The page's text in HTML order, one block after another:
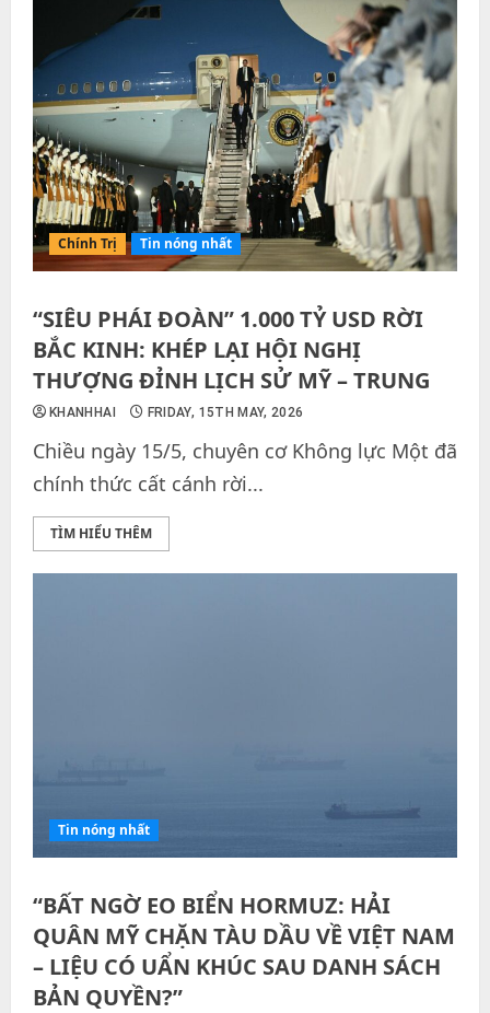
Chính Trị Tin nóng nhất
“SIÊU PHÁI ĐOÀN” 1.000 TỶ USD RỜI
BẮC KINH: KHÉP LẠI HỘI NGHỊ
THƯỢNG ĐỈNH LỊCH SỬ MỸ – TRUNG
KHANHHAI FRIDAY, 15TH MAY, 2026
Chiều ngày 15/5, chuyên cơ Không lực Một đã
chính thức cất cánh rời...
TÌM HIỂU THÊM
Tin nóng nhất
“BẤT NGỜ EO BIỂN HORMUZ: HẢI
QUÂN MỸ CHẶN TÀU DẦU VỀ VIỆT NAM
– LIỆU CÓ UẨN KHÚC SAU DANH SÁCH
BẢN QUYỀN?”